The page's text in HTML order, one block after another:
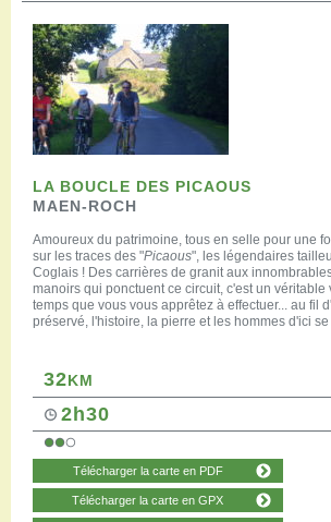
LA BOUCLE DES PICAOUS
MAEN-ROCH
Amoureux du patrimoine, tous en selle pour une
sur les traces des "Picaous", les légendaires
Coglais ! Des carrières de granit aux
manoirs qui ponctuent ce circuit, c'est un véritable
temps que vous vous apprêtez à effectuer... au fil
préservé, l'histoire, la pierre et les hommes d'ici
32KM
2h30
Télécharger la carte en PDF
Télécharger la carte en GPX